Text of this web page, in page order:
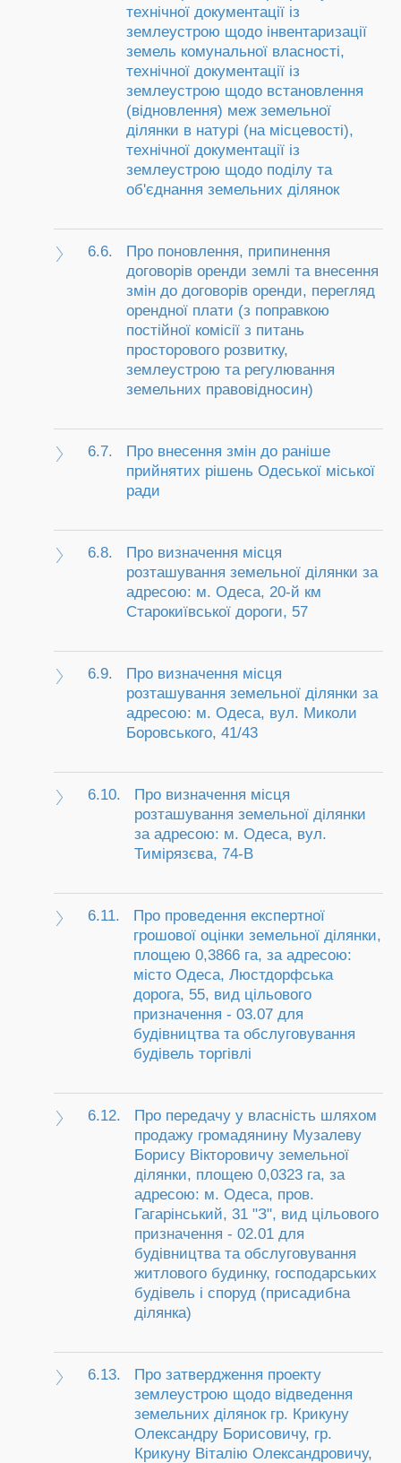
технічної документації із
землеустрою щодо інвентаризації
земель комунальної власності,
технічної документації із
землеустрою щодо встановлення
(відновлення) меж земельної
ділянки в натурі (на місцевості),
технічної документації із
землеустрою щодо поділу та
об'єднання земельних ділянок
6.6.
Про поновлення, припинення
договорів оренди землі та внесення
змін до договорів оренди, перегляд
орендної плати (з поправкою
постійної комісії з питань
просторового розвитку,
землеустрою та регулювання
земельних правовідносин)
6.7.
Про внесення змін до раніше
прийнятих рішень Одеської міської
ради
6.8.
Про визначення місця
розташування земельної ділянки за
адресою: м. Одеса, 20-й км
Старокиївської дороги, 57
6.9.
Про визначення місця
розташування земельної ділянки за
адресою: м. Одеса, вул. Миколи
Боровського, 41/43
6.10.
Про визначення місця
розташування земельної ділянки
за адресою: м. Одеса, вул.
Тимірязєва, 74-В
6.11.
Про проведення експертної
грошової оцінки земельної ділянки,
площею 0,3866 га, за адресою:
місто Одеса, Люстдорфська
дорога, 55, вид цільового
призначення - 03.07 для
будівництва та обслуговування
будівель торгівлі
6.12.
Про передачу у власність шляхом
продажу громадянину Музалеву
Борису Вікторовичу земельної
ділянки, площею 0,0323 га, за
адресою: м. Одеса, пров.
Гагарінський, 31 "З", вид цільового
призначення - 02.01 для
будівництва та обслуговування
житлового будинку, господарських
будівель і споруд (присадибна
ділянка)
6.13.
Про затвердження проекту
землеустрою щодо відведення
земельних ділянок гр. Крикуну
Олександру Борисовичу, гр.
Крикуну Віталію Олександровичу,